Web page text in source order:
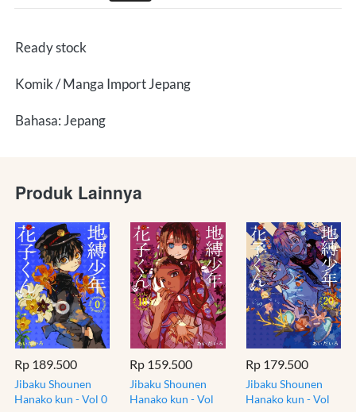
Ready stock
Komik / Manga Import Jepang
Bahasa: Jepang
Produk Lainnya
Rp 189.500
Jibaku Shounen
Hanako kun - Vol 0
Rp 159.500
Jibaku Shounen
Hanako kun - Vol
Rp 179.500
Jibaku Shounen
Hanako kun - Vol